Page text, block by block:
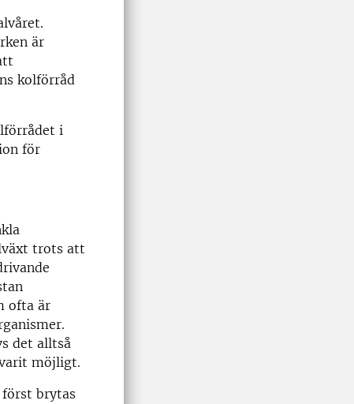
är
kolförråd
i
för
trots att
ofta är
det alltså
möjligt.
först brytas